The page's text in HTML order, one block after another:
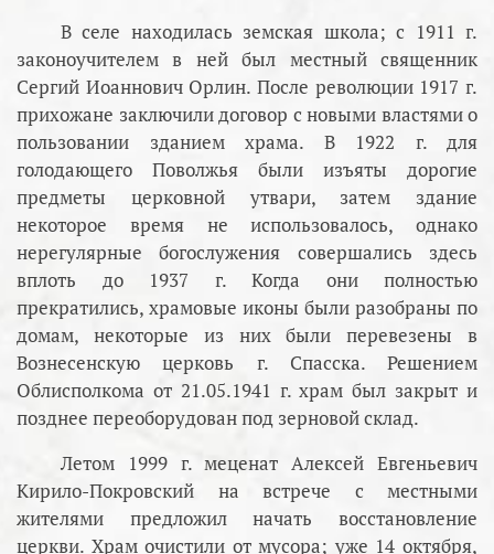
В селе находилась земская школа; с 1911 г.
законоучителем в ней был местный священник
Сергий Иоаннович Орлин. После революции 1917 г.
прихожане заключили договор с новыми властями о
пользовании зданием храма. В 1922 г. для
голодающего Поволжья были изъяты дорогие
предметы церковной утвари, затем здание
некоторое время не использовалось, однако
нерегулярные богослужения совершались здесь
вплоть до 1937 г. Когда они полностью
прекратились, храмовые иконы были разобраны по
домам, некоторые из них были перевезены в
Вознесенскую церковь г. Спасска. Решением
Облисполкома от 21.05.1941 г. храм был закрыт и
позднее переоборудован под зерновой склад.
Летом 1999 г. меценат Алексей Евгеньевич
Кирило-Покровский на встрече с местными
жителями предложил начать восстановление
церкви. Храм очистили от мусора; уже 14 октября,